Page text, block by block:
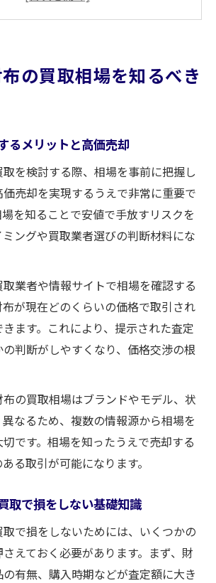
財布も買取対象になるポイント
の財布でも買取対象になる基準と
価されるブランド財布の状態のポ
強いブランド財布の査定アップ術
取でブランド財布を高く売るコツ
ン買取でブランド財布を高く売る
財布買取でオンライン比較が重要
ン買取で査定額が上がるポイント
を比較することで買取価格を最大
が査定額に与える影響とは
財布の買取で付属品が重要な理由
の買取相場を知るべき
るメリットと高価売却
を検討する際、相場を事前に把握し
売却を実現するうえで非常に重要で
を知ることで安値で手放すリスクを
ングや買取業者選びの判断材料にな
業者や情報サイトで相場を確認する
が現在どのくらいの価格で取引され
ます。これにより、提示された査定
判断がしやすくなり、価格交渉の根
の買取相場はブランドやモデル、状
なるため、複数の情報源から相場を
です。相場を知ったうえで売却する
る取引が可能になります。
取で損をしない基礎知識
で損をしないためには、いくつかの
えておく必要があります。まず、財
有無、購入時期などが査定額に大き